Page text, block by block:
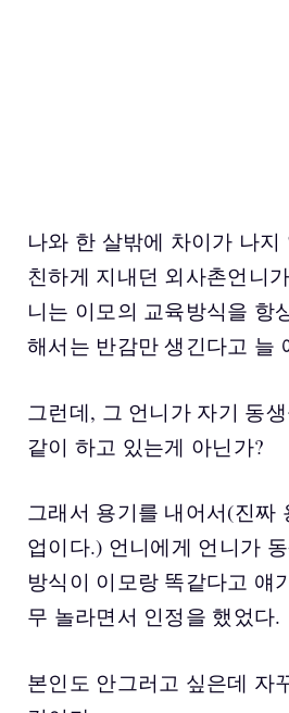
나와 한 살밖에 차이가 나지
친하게 지내던 외사촌언니
니는 이모의 교육방식을 항
해서는 반감만 생긴다고 늘
그런데, 그 언니가 자기 동
같이 하고 있는게 아닌가?
그래서 용기를 내어서(진짜
업이다.) 언니에게 언니가
방식이 이모랑 똑같다고 얘
무 놀라면서 인정을 했었다.
본인도 안그러고 싶은데 자